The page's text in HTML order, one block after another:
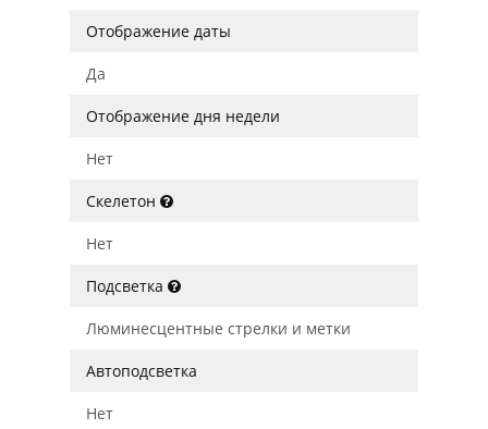
Отображение даты
Да
Отображение дня недели
Нет
Скелетон
Нет
Подсветка
Люминесцентные стрелки и метки
Автоподсветка
Нет